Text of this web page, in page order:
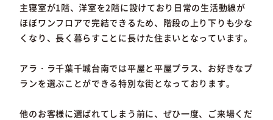
主寝室が1階、洋室を2階に設けており日常の生活動線が
ほぼワンフロアで完結できるため、階段の上り下りも少な
くなり、長く暮らすことに長けた住まいとなっています。
アラ・ラ千葉千城台南では平屋と平屋プラス、お好きなプ
ランを選ぶことができる特別な街となっております。
他のお客様に選ばれてしまう前に、ぜひ一度、ご来場くだ